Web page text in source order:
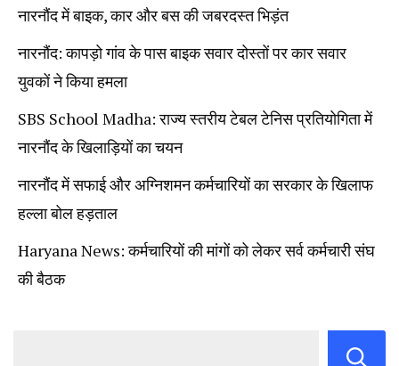
नारनौंद में बाइक, कार और बस की जबरदस्त भिड़ंत
नारनौंद: कापड़ो गांव के पास बाइक सवार दोस्तों पर कार सवार
युवकों ने किया हमला
SBS School Madha: राज्य स्तरीय टेबल टेनिस प्रतियोगिता में
नारनौंद के खिलाड़ियों का चयन
नारनौंद में सफाई और अग्निशमन कर्मचारियों का सरकार के खिलाफ
हल्ला बोल हड़ताल
Haryana News: कर्मचारियों की मांगों को लेकर सर्व कर्मचारी संघ
की बैठक